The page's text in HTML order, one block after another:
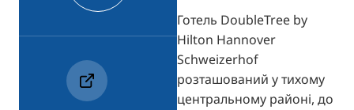
Готель DoubleTree by
Hilton Hannover
Schweizerhof
розташований у тихому
центральному районі, до